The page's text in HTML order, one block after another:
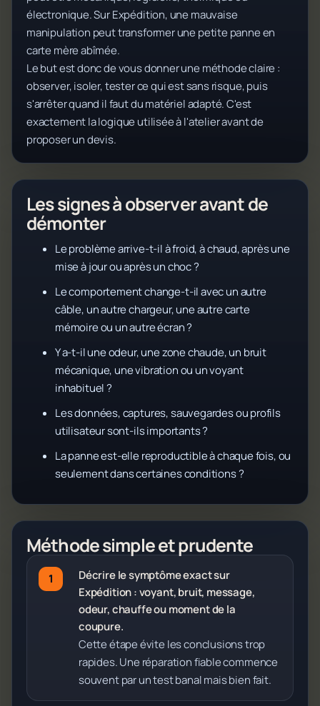
électronique. Sur Expédition, une mauvaise
manipulation peut transformer une petite panne en
carte mère abîmée.
Le but est donc de vous donner une méthode claire :
observer, isoler, tester ce qui est sans risque, puis
s'arrêter quand il faut du matériel adapté. C'est
exactement la logique utilisée à l'atelier avant de
proposer un devis.
Les signes à observer avant de
démonter
Le problème arrive-t-il à froid, à chaud, après une
mise à jour ou après un choc ?
Le comportement change-t-il avec un autre
câble, un autre chargeur, une autre carte
mémoire ou un autre écran ?
Y a-t-il une odeur, une zone chaude, un bruit
mécanique, une vibration ou un voyant
inhabituel ?
Les données, captures, sauvegardes ou profils
utilisateur sont-ils importants ?
La panne est-elle reproductible à chaque fois, ou
seulement dans certaines conditions ?
Méthode simple et prudente
Décrire le symptôme exact sur
Expédition : voyant, bruit, message,
odeur, chauffe ou moment de la
coupure.
Cette étape évite les conclusions trop
rapides. Une réparation fiable commence
souvent par un test banal mais bien fait.